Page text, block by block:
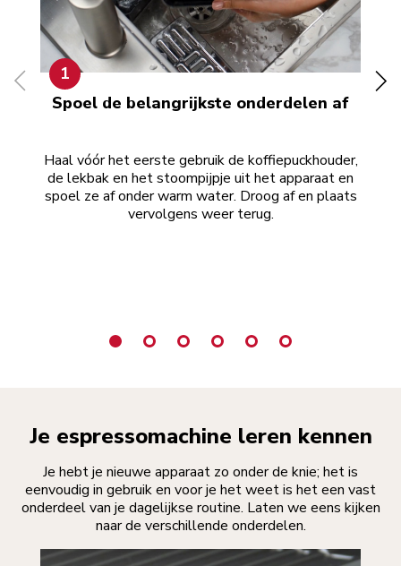
1
Spoel de belangrijkste onderdelen af
Haal vóór het eerste gebruik de koffiepuckhouder,
de lekbak en het stoompijpje uit het apparaat en
spoel ze af onder warm water. Droog af en plaats
vervolgens weer terug.
Je espressomachine leren kennen
Je hebt je nieuwe apparaat zo onder de knie; het is
eenvoudig in gebruik en voor je het weet is het een vast
onderdeel van je dagelijkse routine. Laten we eens kijken
naar de verschillende onderdelen.